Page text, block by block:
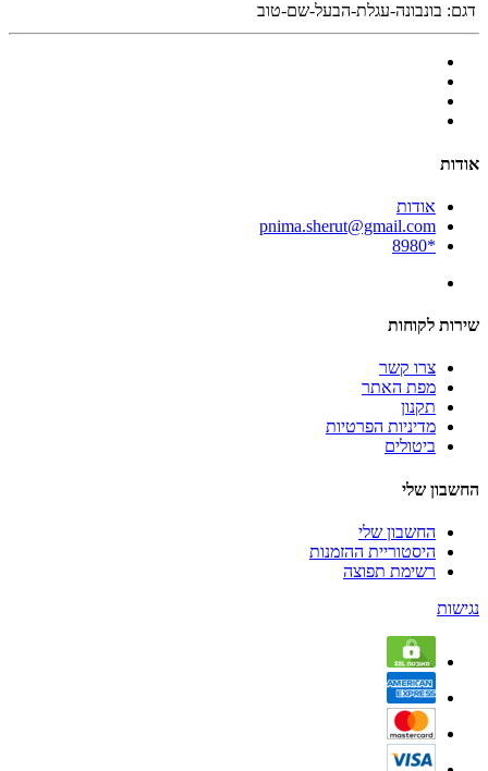
דגם: בונבונה-עגלת-הבעל-שם-טוב
אודות
אודות
pnima.sherut@gmail.com
*8980
שירות לקוחות
צרו קשר
מפת האתר
תקנון
מדיניות הפרטיות
ביטולים
החשבון שלי
החשבון שלי
היסטוריית ההזמנות
רשימת תפוצה
נגישות